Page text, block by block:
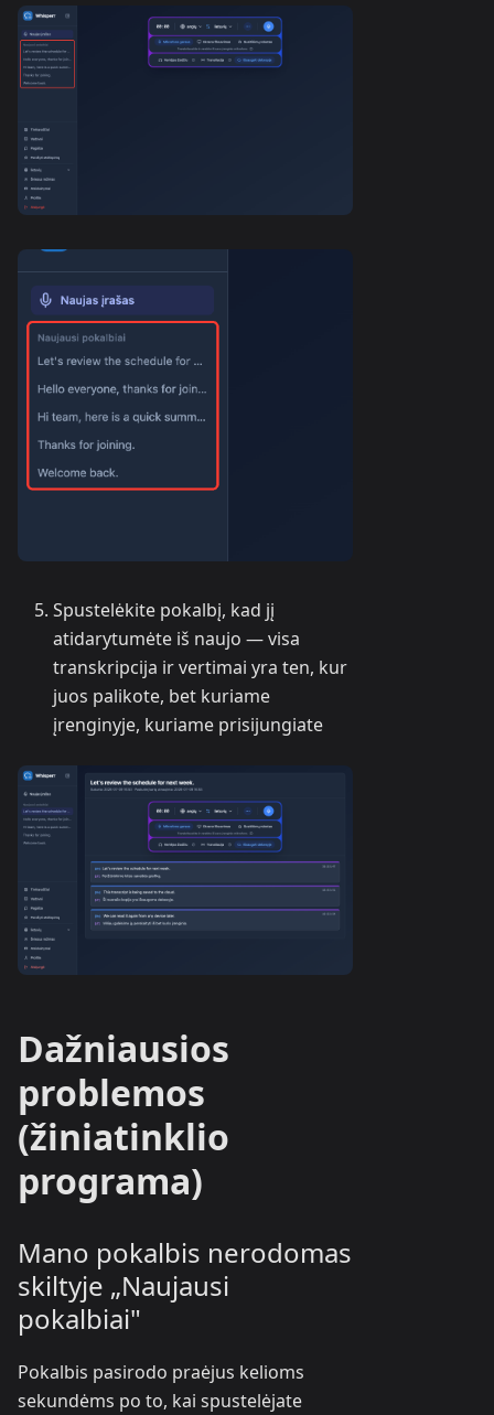
Spustelėkite pokalbį, kad jį
atidarytumėte iš naujo — visa
transkripcija ir vertimai yra ten, kur
juos palikote, bet kuriame
įrenginyje, kuriame prisijungiate
Dažniausios
problemos
(žiniatinklio
programa)
Mano pokalbis nerodomas
skiltyje „Naujausi
pokalbiai"
Pokalbis pasirodo praėjus kelioms
sekundėms po to, kai spustelėjate